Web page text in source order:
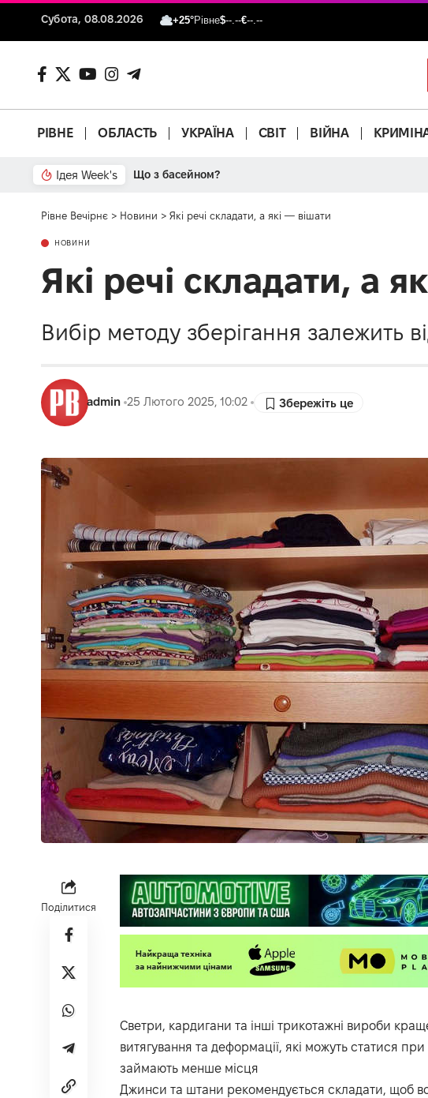
Субота, 08.08.2026 +25°Рівне$--.--€--.--
РІВНЕ ОБЛАСТЬ УКРАЇНА СВІТ ВІЙНА
Ідея Week's Від паркану до картонки
Рівне Вечірнє > Новини > Які речі складати, а які — вішати
НОВИНИ
Які речі складати, а
Вибір методу зберігання залежить
admin 25 Лютого 2025, 10:02
Поділитися
Светри, кардигани та інші трикотажні вироби
витягування та деформації, які можуть статися при
займають менше місця
Джинси та штани рекомендується складати, щоб